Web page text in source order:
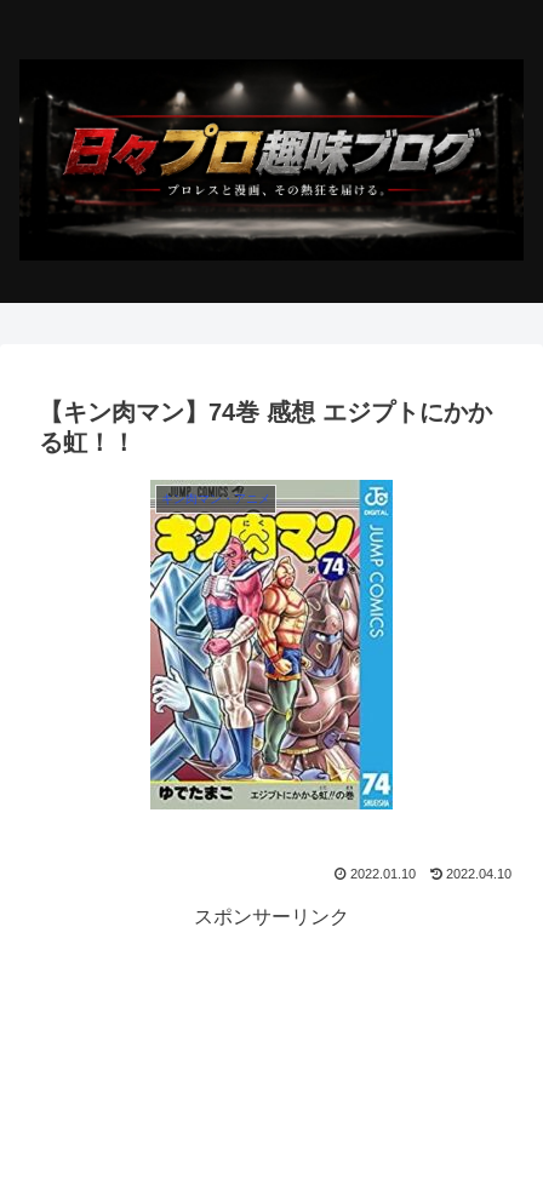
【キン肉マン】74巻 感想 エジプトにかか
る虹！！
キン肉マン・アニメ
2022.01.10 2022.04.10
スポンサーリンク